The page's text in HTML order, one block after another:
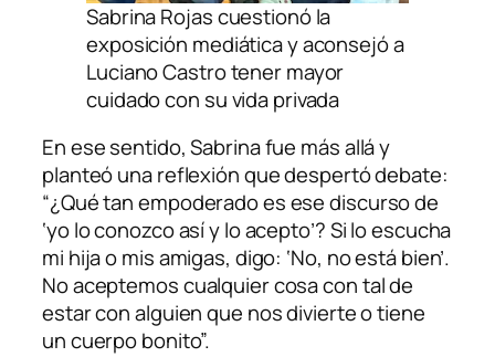
Sabrina Rojas cuestionó la
exposición mediática y aconsejó a
Luciano Castro tener mayor
cuidado con su vida privada
En ese sentido, Sabrina fue más allá y
planteó una reflexión que despertó debate:
“¿Qué tan empoderado es ese discurso de
‘yo lo conozco así y lo acepto’? Si lo escucha
mi hija o mis amigas, digo: ‘No, no está bien’.
No aceptemos cualquier cosa con tal de
estar con alguien que nos divierte o tiene
un cuerpo bonito”.